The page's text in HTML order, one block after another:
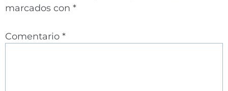
marcados con *
Comentario *